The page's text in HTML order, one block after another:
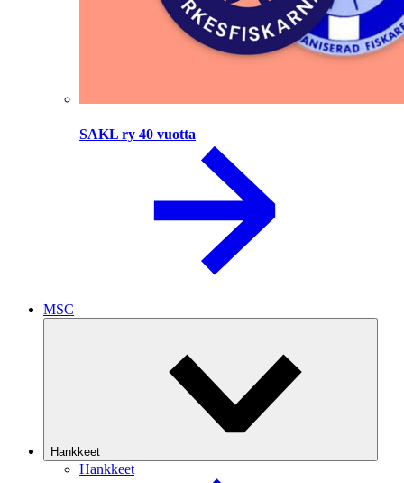
SAKL ry 40 vuotta
MSC
Hankkeet
Hankkeet